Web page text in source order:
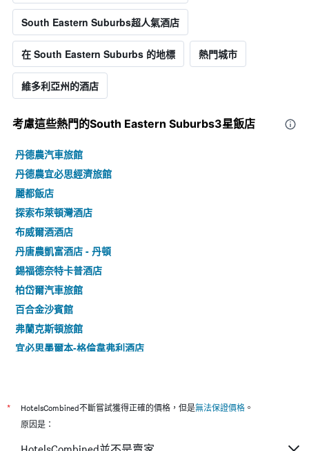
South Eastern Suburbs超人氣酒店
在 South Eastern Suburbs 的地標 熱門城市
維多利亞州的酒店
考慮這些熱門的South Eastern Suburbs3星​飯店
丹德農汽車旅館
丹德農宜必思經濟旅館
麗都飯店
探索布萊頓灣酒店
布威爾酒酒店
丹唐農凱富酒店 - 丹頓
錫福德奈特卡普酒店
柏岱爾汽車旅館
百合金沙賓館
弗蘭克斯頓旅館
宜必思墨爾本-格倫韋弗利酒店
馬克王子汽車旅館
馬修福林達斯奈特凱普酒店
華爾茲瑪蒂爾達睡帽酒店
* HotelsCombined不斷嘗試獲得正確的價格，但是無法保證價格 。
原因是：